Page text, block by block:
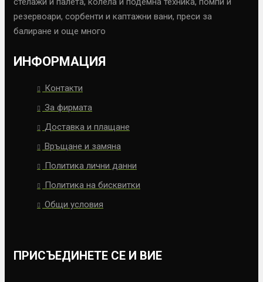
резервоари, сорбенти и каптажни вани, преси за
балиране и още много
ИНФОРМАЦИЯ
Контакти
За фирмата
Доставка и плащане
Връщане и замяна
Политика лични данни
Политика на бисквитки
Общи условия
ПРИСЪЕДИНЕТЕ СЕ И ВИЕ